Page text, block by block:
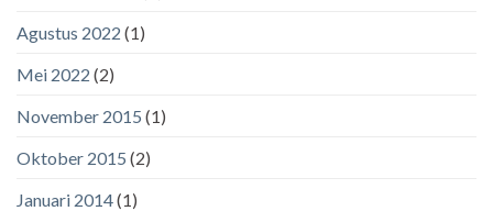
Agustus 2022 (1)
Mei 2022 (2)
November 2015 (1)
Oktober 2015 (2)
Januari 2014(1)